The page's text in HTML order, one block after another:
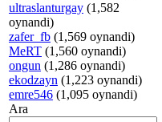
ultraslanturgay (1,582
oynandi)
zafer_fb (1,569 oynandi)
MeRT (1,560 oynandi)
ongun (1,286 oynandi)
ekodzayn (1,223 oynandi)
emre546 (1,095 oynandi)
Ara